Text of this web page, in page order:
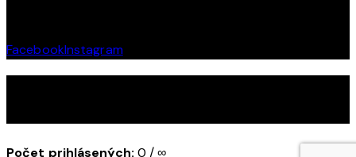
FacebookInstagram
Počet prihlásených: 0 / ∞